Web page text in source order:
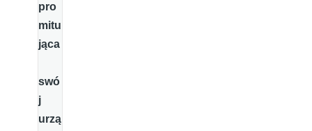
pro
mitu
jąca
swó
j
urzą